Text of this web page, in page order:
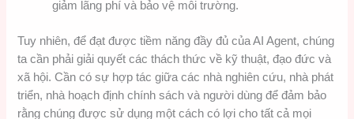
giảm lãng phí và bảo vệ môi trường.
Tuy nhiên, để đạt được tiềm năng đầy đủ của AI Agent, chúng
ta cần phải giải quyết các thách thức về kỹ thuật, đạo đức và
xã hội. Cần có sự hợp tác giữa các nhà nghiên cứu, nhà phát
triển, nhà hoạch định chính sách và người dùng để đảm bảo
rằng chúng được sử dụng một cách có lợi cho tất cả mọi